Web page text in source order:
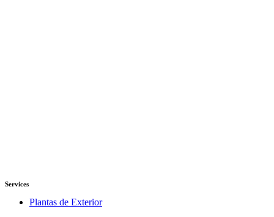
Services
Plantas de Exterior